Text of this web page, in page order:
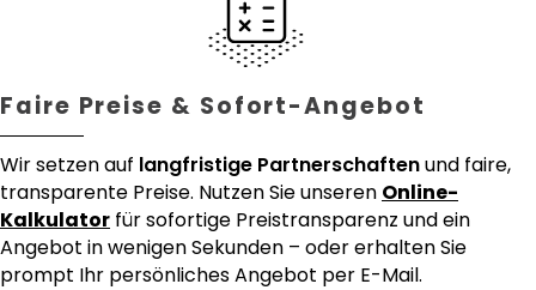
Faire Preise & Sofort-Angebot
Wir setzen auf langfristige Partnerschaftenund faire,
transparente Preise. Nutzen Sie unseren Online-
Kalkulator für sofortige Preistransparenz und ein
Angebot in wenigen Sekunden – oder erhalten Sie
prompt Ihr persönliches Angebot per E-Mail.